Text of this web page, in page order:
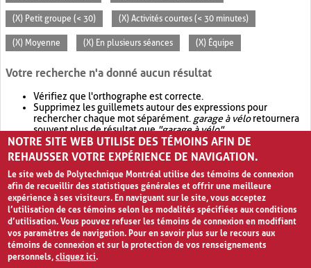
(X) Petit groupe (< 30) (X) Activités courtes (< 30 minutes)
(X) Moyenne (X) En plusieurs séances (X) Équipe
Votre recherche n'a donné aucun résultat
Vérifiez que l'orthographe est correcte.
Supprimez les guillemets autour des expressions pour
rechercher chaque mot séparément. garage à véloretournera
souvent plus de résultat que"garage à vélo".
Envisagez d'élargir votre recherche avec OR.garage OR vélo
retournera souvent plus de résultat quegarage à vélo
NOTRE SITE WEB UTILISE DES TÉMOINS AFIN DE
REHAUSSER VOTRE EXPÉRIENCE DE NAVIGATION.
Le site web de Polytechnique Montréal utilise des témoins de connexion
afin de recueillir des statistiques générales et offrir une meilleure
expérience à ses visiteurs. En naviguant sur le site, vous acceptez
l’utilisation de ces témoins selon les modalités spécifiées aux conditions
d’utilisation. Vous pouvez refuser les témoins de connexion en modifiant
vos paramètres de navigation. Pour en savoir plus sur le recours aux
témoins de connexion et sur la protection de vos renseignements
personnels,cliquez ici.